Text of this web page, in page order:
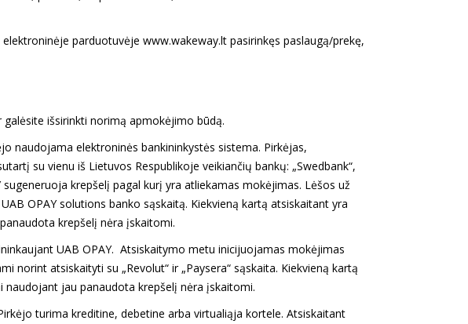
parduotuvėje www.wakeway.lt pasirinkęs paslaugą/prekę,
išsirinkti norimą apmokėjimo būdą.
naudojama elektroninės bankininkystės sistema. Pirkėjas,
su vienu iš Lietuvos Respublikoje veikiančių bankų: „Swedbank“,
sugeneruoja krepšelį pagal kurį yra atliekamas mokėjimas. Lėšos už
OPAY solutions banko sąskaitą. Kiekvieną kartą atsiskaitant yra
krepšelį nėra įskaitomi.
UAB OPAY. Atsiskaitymo metu inicijuojamas mokėjimas
atsiskaityti su „Revolut“ ir „Paysera“ sąskaita. Kiekvieną kartą
jau panaudota krepšelį nėra įskaitomi.
turima kreditine, debetine arba virtualiąja kortele. Atsiskaitant